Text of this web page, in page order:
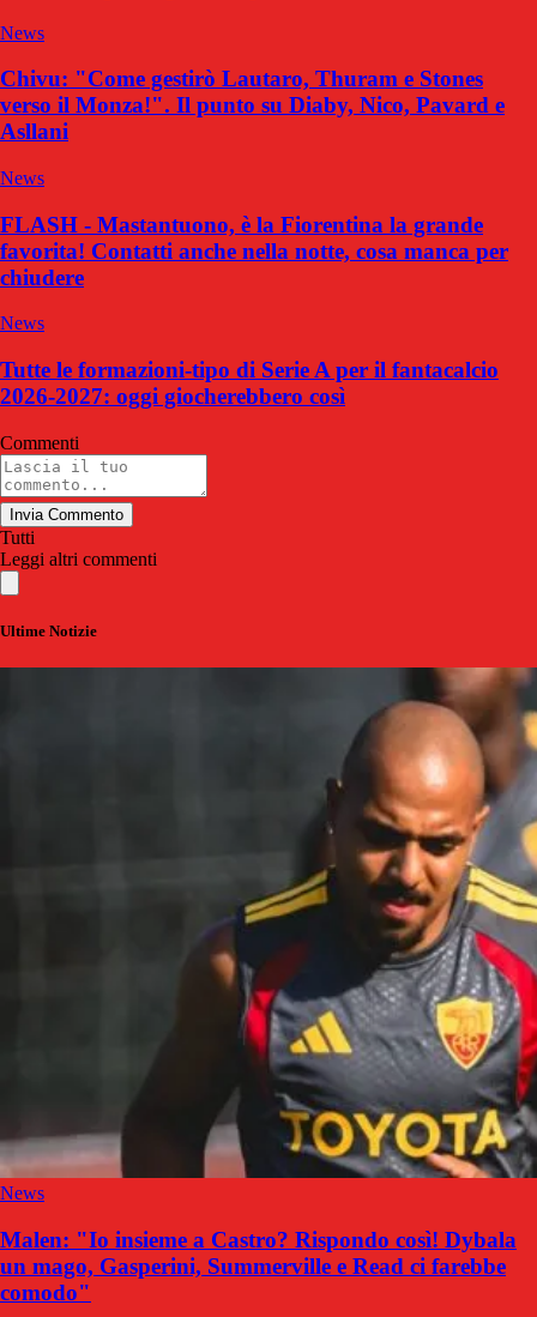
News
Chivu: "Come gestirò Lautaro, Thuram e Stones
verso il Monza!". Il punto su Diaby, Nico, Pavard e
Asllani
News
FLASH - Mastantuono, è la Fiorentina la grande
favorita! Contatti anche nella notte, cosa manca per
chiudere
News
Tutte le formazioni-tipo di Serie A per il fantacalcio
2026-2027: oggi giocherebbero così
Commenti
Invia Commento
Tutti
Leggi altri commenti
Ultime Notizie
News
Malen: "Io insieme a Castro? Rispondo così! Dybala
un mago, Gasperini, Summerville e Read ci farebbe
comodo"